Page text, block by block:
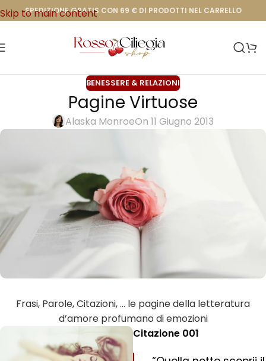
Skip to main content
SPEDIZIONE GRATIS CON 69 € DI PRODOTTI NEL CARRELLO
BENESSERE & RELAZIONI
Pagine Virtuose
Alaska MonroeOn 11 Giugno 2013
Frasi, Parole, Citazioni, … le pagine della letteratura
d’amore profumano di emozioni
Citazione 001